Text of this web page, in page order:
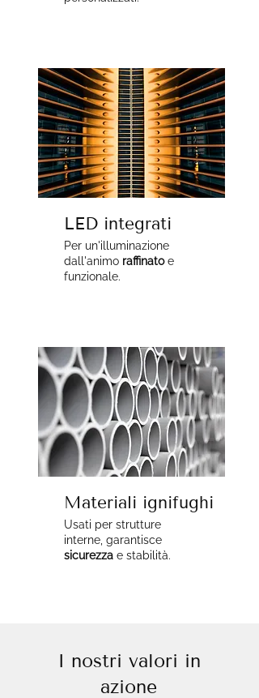
LED integrati
Per un'illuminazione
dall'animo raffinatoe
funzionale.
Materiali ignifughi
Usati per strutture
interne, garantisce
sicurezza e stabilità.
I nostri valori in
azione